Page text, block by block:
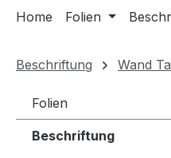
Home Folien
Beschriftung Wand
Folien
Beschriftung